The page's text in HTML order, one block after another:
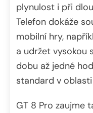
plynulost i při
Telefon dokáže
mobilní hry,
a udržet vysokou
dobu až jedné
standard v
GT 8 Pro zaujme